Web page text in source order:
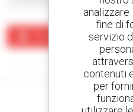
Crea un avviso
Nessun risultato
analizzare
fine di
servizio
contenuti
per